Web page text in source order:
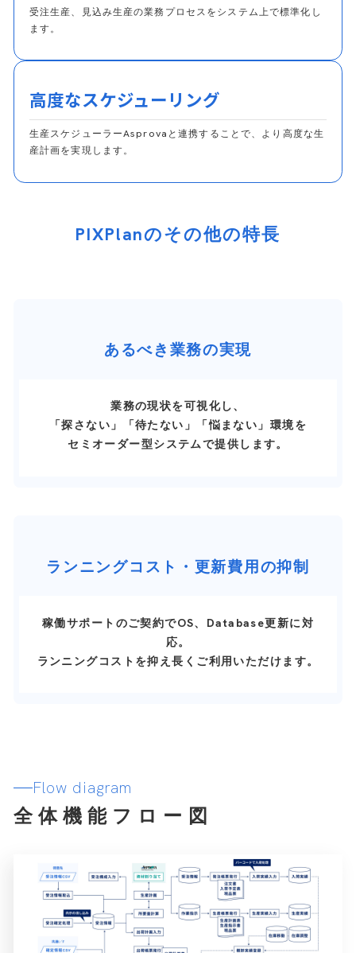
受注生産、見込み生産の業務プロセスをシステム上で標準化し
ます。
高度なスケジューリング
生産スケジューラーAsprovaと連携することで、より高度な生
産計画を実現します。
PIXPlanのその他の特長
あるべき業務の実現
業務の現状を可視化し、
「探さない」「待たない」「悩まない」環境を
セミオーダー型システムで提供します。
ランニングコスト・更新費用の抑制
稼働サポートのご契約でOS、Database更新に対
応。
ランニングコストを抑え長くご利用いただけます。
Flow diagram
全体機能フロー図